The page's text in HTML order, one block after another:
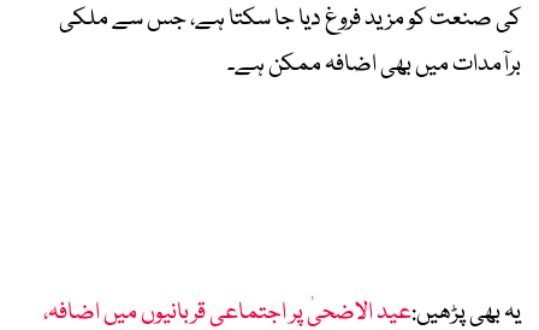
کی صنعت کو مزید فروغ دیا جا سکتا ہے، جس سے ملکی
برآمدات میں بھی اضافہ ممکن ہے۔
یہ بھی پڑھیں:عید الاضحیٰ پر اجتماعی قربانیوں میں اضافہ،